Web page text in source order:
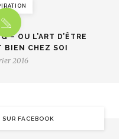
– OU L’ART D’ÊTRE
BIEN CHEZ SOI
2016
FACEBOOK